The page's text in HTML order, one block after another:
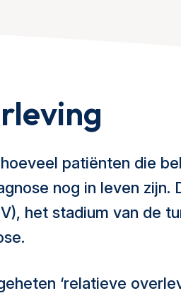
patiënten die
nog in leven zijn.
het stadium van de
‘relatieve